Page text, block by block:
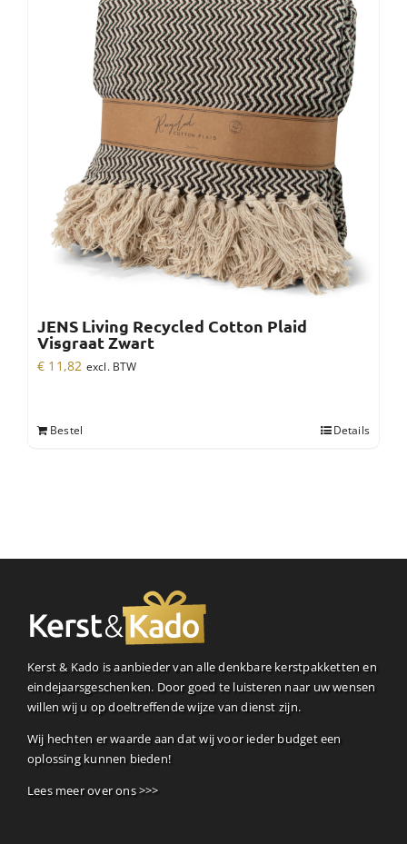
JENS Living Recycled Cotton Plaid
Visgraat Zwart
€ 11,82 excl. BTW
Bestel Details
Kerst & Kado is aanbieder van alle denkbare kerstpakketten en
eindejaarsgeschenken. Door goed te luisteren naar uw wensen
willen wij u op doeltreffende wijze van dienst zijn.
Wij hechten er waarde aan dat wij voor ieder budget een
oplossing kunnen bieden!
Lees meer over ons >>>